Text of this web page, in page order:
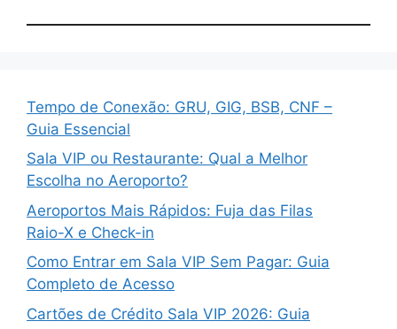
Tempo de Conexão: GRU, GIG, BSB, CNF –
Guia Essencial
Sala VIP ou Restaurante: Qual a Melhor
Escolha no Aeroporto?
Aeroportos Mais Rápidos: Fuja das Filas
Raio-X e Check-in
Como Entrar em Sala VIP Sem Pagar: Guia
Completo de Acesso
Cartões de Crédito Sala VIP 2026: Guia